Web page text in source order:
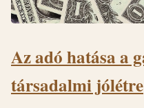
Az adó hatása a
társadalmi jólétre